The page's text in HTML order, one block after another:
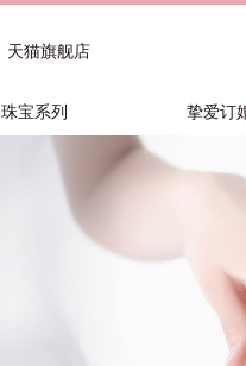
天猫旗舰店
珠宝系列 挚爱订